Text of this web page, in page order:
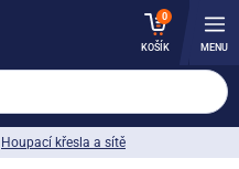
0
KOŠÍK MENU
Houpací křesla a sítě